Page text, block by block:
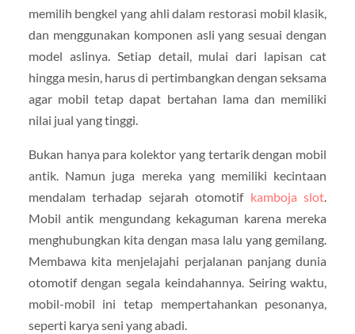
memilih bengkel yang ahli dalam restorasi mobil klasik,
dan menggunakan komponen asli yang sesuai dengan
model aslinya. Setiap detail, mulai dari lapisan cat
hingga mesin, harus di pertimbangkan dengan seksama
agar mobil tetap dapat bertahan lama dan memiliki
nilai jual yang tinggi.
Bukan hanya para kolektor yang tertarik dengan mobil
antik. Namun juga mereka yang memiliki kecintaan
mendalam terhadap sejarah otomotif kamboja slot.
Mobil antik mengundang kekaguman karena mereka
menghubungkan kita dengan masa lalu yang gemilang.
Membawa kita menjelajahi perjalanan panjang dunia
otomotif dengan segala keindahannya. Seiring waktu,
mobil-mobil ini tetap mempertahankan pesonanya,
seperti karya seni yang abadi.